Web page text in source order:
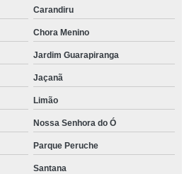
Carandiru
Chora Menino
Jardim Guarapiranga
Jaçanã
Limão
Nossa Senhora do Ó
Parque Peruche
Santana